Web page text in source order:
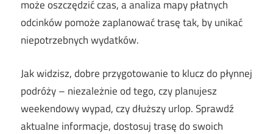
może oszczędzić czas, a analiza mapy płatnych
odcinków pomoże zaplanować trasę tak, by unikać
niepotrzebnych wydatków.
Jak widzisz, dobre przygotowanie to klucz do płynnej
podróży – niezależnie od tego, czy planujesz
weekendowy wypad, czy dłuższy urlop. Sprawdź
aktualne informacje, dostosuj trasę do swoich